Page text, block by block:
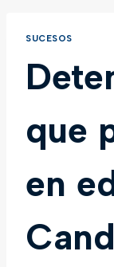
SUCESOS
que
en